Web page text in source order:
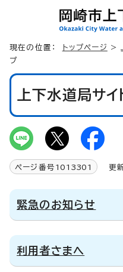
現在の位置： トップページ >
プ
上下水道局サイ
ページ番号 1013301 更新
緊急のお知らせ
利用者さまへ